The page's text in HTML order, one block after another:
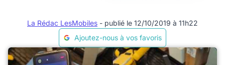
La Rédac LesMobiles - publié le 12/10/2019 à 11h22
Ajoutez-nous à vos favoris